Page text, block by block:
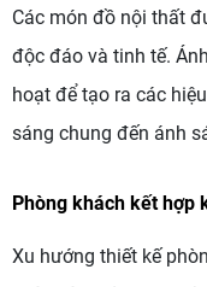
Các món đồ nội thất
độc đáo và tinh tế.
hoạt để tạo ra các
sáng chung đến ánh
Phòng khách kết hợp
Xu hướng thiết kế